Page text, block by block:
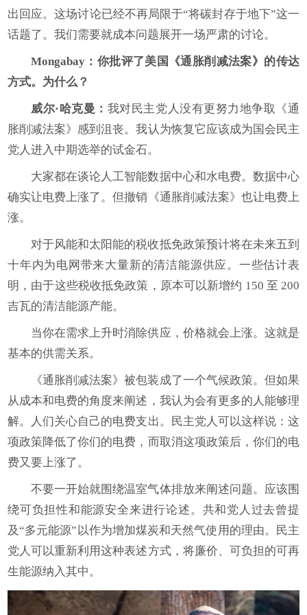
出回应。这场讨论已经不再局限于“将碳封存于地下”这一
话题了。我们需要就成本问题展开一场严肃的讨论。
Mongabay ：你批评了美国《通胀削减法案》的传达
方式。为什么？
威尔·哈克曼： 我对民主党人没有更努力地争取《通
胀削减法案》感到沮丧。我认为恢复它应该成为国会民主
党人进入中期选举的试金石。
大家都在谈论人工智能数据中心和水电费。数据中心
确实让电费上涨了。但撤销《通胀削减法案》也让电费上
涨。
对于风能和太阳能的税收抵免政策预计将在未来五到
十年内为电网带来大量新的清洁能源供应。一些估计表
明，由于这些税收抵免政策，原本可以新增约 150 至 200
吉瓦的清洁能源产能。
当你在需求上升时消除供应，价格就会上涨。这就是
基本的供需关系。
《通胀削减法案》被包装成了一个气候政策。但如果
从成本和电费的角度来阐述，我认为会有更多的人能够理
解。人们关心自己的电费支出。民主党人可以这样说：这
项政策降低了你们的电费，而取消这项政策后，你们的电
费又要上涨了。
不要一开始就围绕温室气体排放来阐述问题。应该围
绕可负担性和能源安全来进行论述。共和党人过去曾提
及“多元能源”以作为增加煤炭和天然气使用的理由。民主
党人可以重新利用这种表述方式，将廉价、可负担的可再
生能源纳入其中。